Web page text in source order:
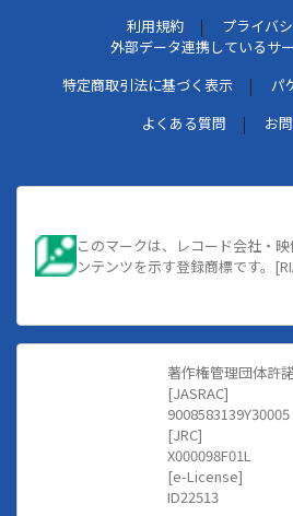
利用規約
プライバ
外部データ連携しているサ
特定商取引法に基づく表示
パ
よくある質問
お
このマークは、レコード会社・
ンテンツを示す登録商標です。
著作権管理団体許
[JASRAC]
9008583139Y30005
[JRC]
X000098F01L
[e-License]
ID22513